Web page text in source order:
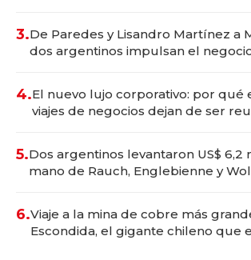
3.De Paredes y Lisandro Martínez a
dos argentinos impulsan el
4.El nuevo lujo corporativo: por qué
viajes de negocios dejan de ser
5.Dos argentinos levantaron US$ 6,2
mano de Rauch, Englebienne y
6.Viaje a la mina de cobre más
Escondida, el gigante chileno que